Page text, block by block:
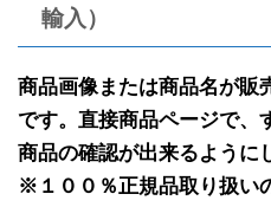
輸入）
商品画像または商品名が販
です。 直接商品ページで、
商品の確認が出来るように
※１００％正規品取り扱い